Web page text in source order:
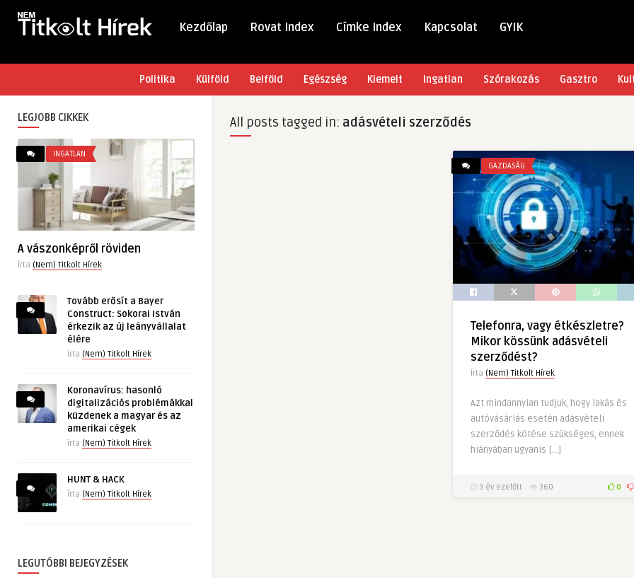
Kezdőlap Rovat Index Címke Index Kapcsolat GYIK
Politika Külföld Belföld Egészség Kiemelt Ingatlan Szórakozás Gasztro
LEGJOBB CIKKEK
INGATLAN
A vászonképről röviden
Írta (Nem) Titkolt Hírek
Tovább erősít a Bayer
Construct: Sokorai István
érkezik az új leányvállalat
élére
írta (Nem) Titkolt Hírek
Koronavírus: hasonló
digitalizációs problémákkal
küzdenek a magyar és az
amerikai cégek
írta (Nem) Titkolt Hírek
HUNT & HACK
írta (Nem) Titkolt Hírek
LEGUTÓBBI BEJEGYZÉSEK
All posts tagged in: adásvételi szerződés
GAZDASÁG
Telefonra, vagy étkészletre?
Mikor kössünk adásvételi
szerződést?
Írta (Nem) Titkolt Hírek
Azt mindannyian tudjuk, hogy lakás és
autóvásárlás esetén adásvételi
szerződés kötése szükséges, ennek
hiányában ugyanis […]
3 év ezelőtt 360 0